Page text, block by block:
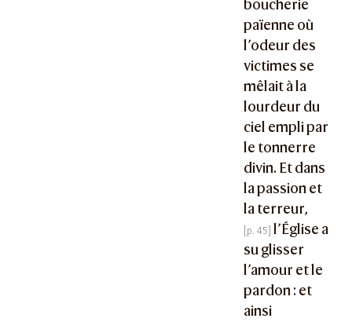
boucherie
païenne où
l’odeur des
victimes se
mêlait à la
lourdeur du
ciel empli par
le tonnerre
divin. Et dans
la passion et
la terreur,
l’Église a
su glisser
l’amour et le
pardon : et
ainsi